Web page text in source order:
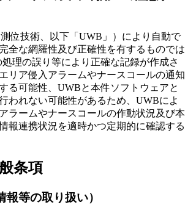
測位技術、以下「UWB」）により自動で
全な網羅性及び正確性を有するものでは
理の誤り等により正確な記録が作成さ
リア侵入アラームやナースコールの通知
る可能性、UWBと本件ソフトウェアと
われない可能性があるため、UWBによ
ラームやナースコールの作動状況及び本
報連携状況を適時かつ定期的に確認する
条項
等の取り扱い）